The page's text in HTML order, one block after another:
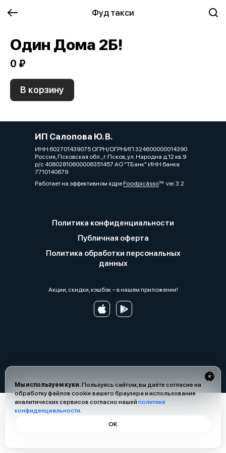
Фуд такси
Мы используем куки.Пользуясь сайтом, вы даёте согласие на
обработку файлов cookie вашего браузера и использование
аналитических сервисов согласно нашей политике
конфиденциальности.
ОК
Один Дома 2Б!
0 ₽
В корзину
ИП Салопова Ю. В.
ИНН 602701439075 ОГРН/ОГРНИП 324600000014390
Россия, Псковская обл., г. Псков, ул. Народна д.12 кв.9
р/с 40802810600006351457 АО "ТБанк" ИНН банка
7710140679
Работает на эффективном ядреFoodpicássover. 3.2
Политика конфиденциальности
Публичная оферта
Политика обработки персональных
данных
Акции, скидки, кэшбэк − в нашем приложении!